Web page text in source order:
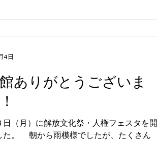
いました！
ありがとうございま
日（月）に解放文化祭・人権フェスタを開
た。 朝から雨模様でしたが、たくさん
4日